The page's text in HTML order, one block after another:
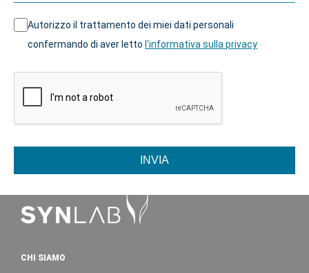
Autorizzo il trattamento dei miei dati personali
confermando di aver letto l'informativa sulla privacy
INVIA
CHI SIAMO